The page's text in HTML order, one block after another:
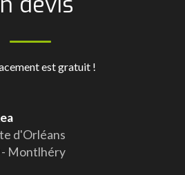
est gratuit !
d'Orléans
- Montlhéry